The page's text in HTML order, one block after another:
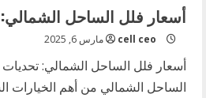
أسعار فلل الساحل
cell ceo مارس 6, 2025
أسعار فلل الساحل الشمالي:
الساحل الشمالي من أهم الخيارات